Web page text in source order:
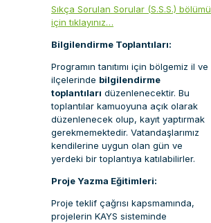
Sıkça Sorulan Sorular (S.S.S.) bölümü
için tıklayınız…
Bilgilendirme Toplantıları:
Programın tanıtımı için bölgemiz il ve
ilçelerinde bilgilendirme
toplantıları düzenlenecektir. Bu
toplantılar kamuoyuna açık olarak
düzenlenecek olup, kayıt yaptırmak
gerekmemektedir. Vatandaşlarımız
kendilerine uygun olan gün ve
yerdeki bir toplantıya katılabilirler.
Proje Yazma Eğitimleri:
Proje teklif çağrısı kapsmamında,
projelerin KAYS sisteminde